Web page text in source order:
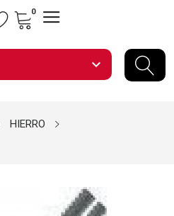
0
expand_more
HIERRO